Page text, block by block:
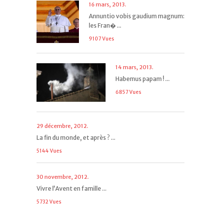
16 mars, 2013.
Annuntio vobis gaudium magnum:
les Fran� ...
9107 Vues
14 mars, 2013.
Habemus papam ! ...
6857 Vues
29 décembre, 2012.
La fin du monde, et après ? ...
5144 Vues
30 novembre, 2012.
Vivre l’Avent en famille ...
5732 Vues